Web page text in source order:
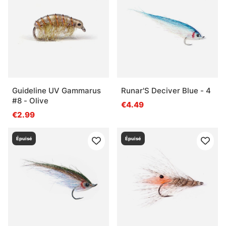
Guideline UV Gammarus
#8 - Olive
€2.99
Runar'S Deciver Blue - 4
€4.49
Épuisé Épuisé